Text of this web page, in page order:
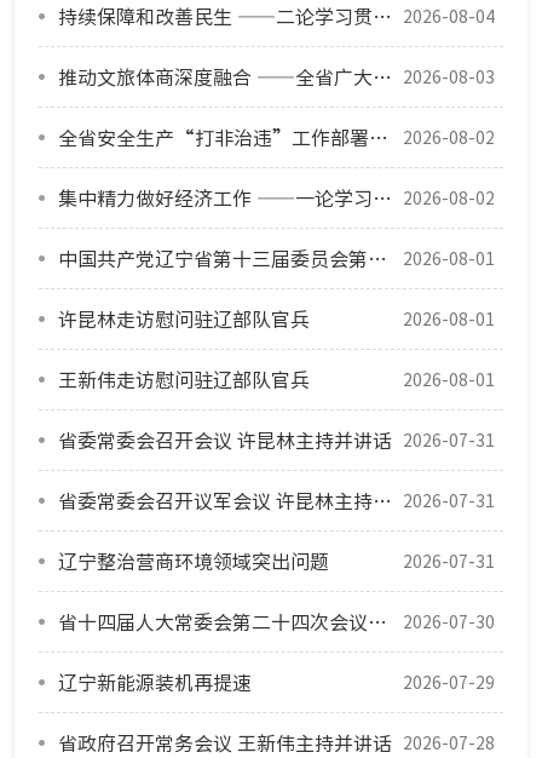
持续保障和改善民生 ——二论学习贯彻省委十三届十一次全会精神 2026-08-04
推动文旅体商深度融合 ——全省广大党员干部群众深入学习贯彻省委十三届十一次全会精神 2026-08-03
全省安全生产“打非治违”工作部署会议暨省安委会三季度工作会议召开 王新伟出席并讲话 2026-08-02
集中精力做好经济工作 ——一论学习贯彻省委十三届十一次全会精神 2026-08-02
中国共产党辽宁省第十三届委员会第十一次全体会议公报 2026-08-01
许昆林走访慰问驻辽部队官兵 2026-08-01
王新伟走访慰问驻辽部队官兵 2026-08-01
省委常委会召开会议 许昆林主持并讲话 2026-07-31
省委常委会召开议军会议 许昆林主持并讲话 2026-07-31
辽宁整治营商环境领域突出问题 2026-07-31
省十四届人大常委会第二十四次会议闭幕 许昆林出席并讲话 2026-07-30
辽宁新能源装机再提速 2026-07-29
省政府召开常务会议 王新伟主持并讲话 2026-07-28